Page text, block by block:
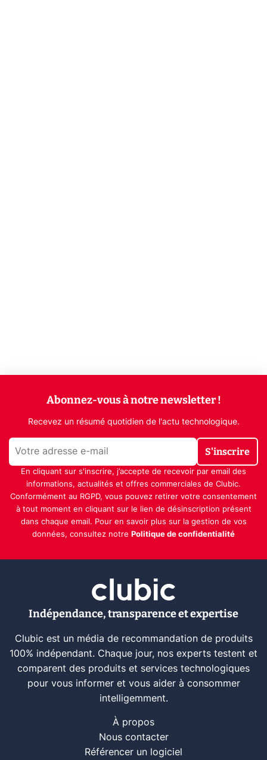
Abonnez-vous à notre newsletter !
Recevez un résumé quotidien de l'actu technologique.
S'inscrire
En cliquant sur s'inscrire, j’accepte de recevoir par email des
informations, actualités et offres commerciales de Clubic.
Conformément au RGPD, vous pouvez retirer votre consentement
à tout moment en cliquant sur le lien de désinscription présent
dans chaque email. Pour en savoir plus sur la gestion de vos
données, consultez notre Politique de confidentialité
Indépendance, transparence et expertise
Clubic est un média de recommandation de produits
100% indépendant. Chaque jour, nos experts testent et
comparent des produits et services technologiques
pour vous informer et vous aider à consommer
intelligemment.
À propos
Nous contacter
Référencer un logiciel